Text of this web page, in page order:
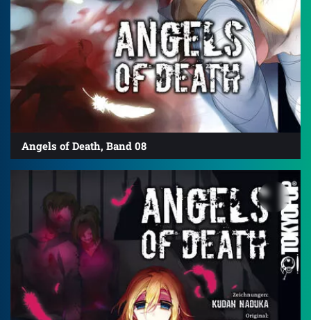
Angels of Death, Band 08